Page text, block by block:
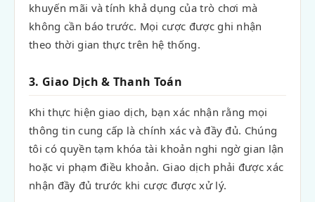
khuyến mãi và tính khả dụng của trò chơi mà
không cần báo trước. Mọi cược được ghi nhận
theo thời gian thực trên hệ thống.
3. Giao Dịch & Thanh Toán
Khi thực hiện giao dịch, bạn xác nhận rằng mọi
thông tin cung cấp là chính xác và đầy đủ. Chúng
tôi có quyền tạm khóa tài khoản nghi ngờ gian lận
hoặc vi phạm điều khoản. Giao dịch phải được xác
nhận đầy đủ trước khi cược được xử lý.